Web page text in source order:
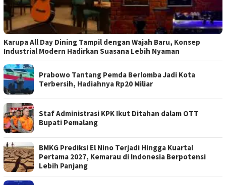
Karupa All Day Dining Tampil dengan Wajah Baru, Konsep
Industrial Modern Hadirkan Suasana Lebih Nyaman
Prabowo Tantang Pemda Berlomba Jadi Kota
Terbersih, Hadiahnya Rp20 Miliar
Staf Administrasi KPK Ikut Ditahan dalam OTT
Bupati Pemalang
BMKG Prediksi El Nino Terjadi Hingga Kuartal
Pertama 2027, Kemarau di Indonesia Berpotensi
Lebih Panjang